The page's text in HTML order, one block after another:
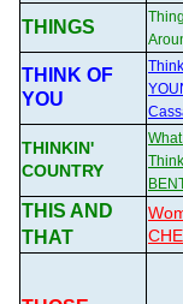
THINGS
THINK OF
YOU
THINKIN'
COUNTRY
What
THIS AND
THAT